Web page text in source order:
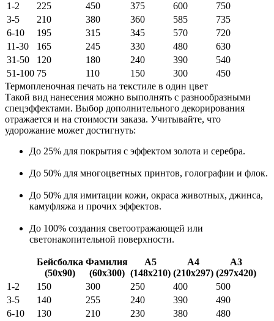
1-2
225 450 375 600
750
3-5
210 380 360 585
735
6-10
195 315 345 570
720
11-30
165 245 330 480
630
31-50
120 180 240 390
540
51-100 75 110 150 300
450
Термопленочная печать на текстиле в один цвет
Такой вид нанесения можно выполнять с разнообразными
спецэффектами. Выбор дополнительного декорирования
отражается и на стоимости заказа. Учитывайте, что
удорожание может достигнуть:
До 25% для покрытия с эффектом золота и серебра.
До 50% для многоцветных принтов, голографии и флок.
До 50% для имитации кожи, окраса животных, джинса,
камуфляжа и прочих эффектов.
До 100% создания светоотражающей или
светонакопительной поверхности.
Бейсболка
(50х90)
Фамилия
(60х300)
А5
(148х210)
А4
(210х297)
А3
(297х420)
1-2
150 300 250 400
500
3-5
140 255 240 390
490
6-10
130 210 230 380
480